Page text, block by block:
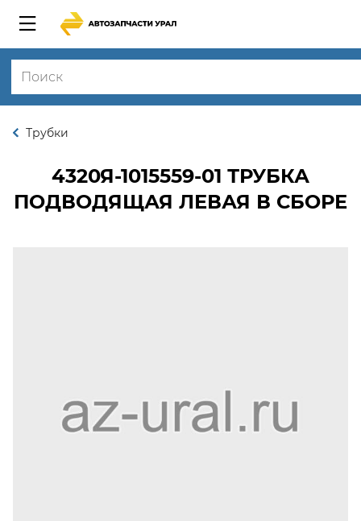
Трубки
4320Я-1015559-01 ТРУБКА
ПОДВОДЯЩАЯ ЛЕВАЯ В СБОРЕ